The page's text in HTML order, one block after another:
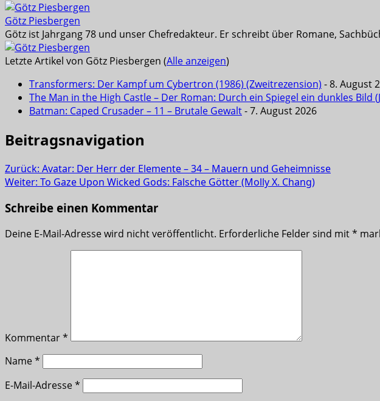
Götz Piesbergen
Götz ist Jahrgang 78 und unser Chefredakteur. Er schreibt über Romane,
Letzte Artikel von Götz Piesbergen (Alle anzeigen)
Transformers: Der Kampf um Cybertron (1986) (Zweitrezension) - 8. August
The Man in the High Castle – Der Roman: Durch ein Spiegel ein dunkles Bild
Batman: Caped Crusader – 11 – Brutale Gewalt- 7. August 2026
Beitragsnavigation
Zurück: Avatar: Der Herr der Elemente – 34 – Mauern und Geheimnisse
Weiter: To Gaze Upon Wicked Gods: Falsche Götter (Molly X. Chang)
Schreibe einen Kommentar
Deine E-Mail-Adresse wird nicht veröffentlicht. Erforderliche Felder sind mit*
Kommentar*
Name*
E-Mail-Adresse*